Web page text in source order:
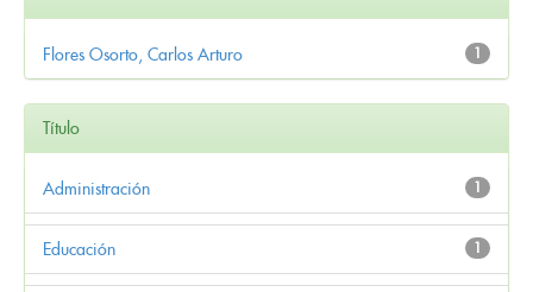
1
Flores Osorto, Carlos Arturo
Título
1
Administración
1
Educación